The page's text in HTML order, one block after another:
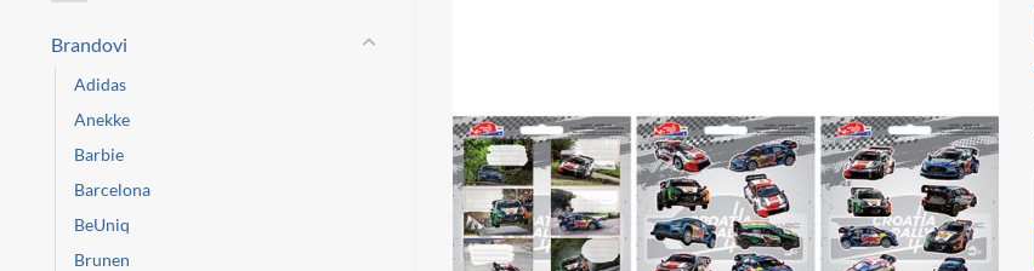
Brandovi
Adidas
Anekke
Barbie
Barcelona
BeUniq
Brunen
listu
želja